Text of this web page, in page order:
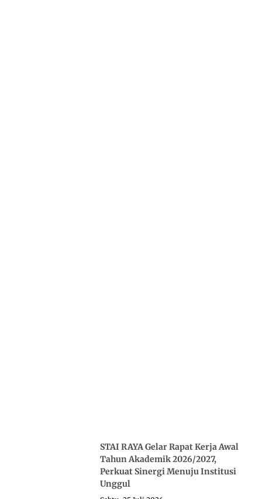
STAI RAYA Gelar Rapat Kerja Awal
Tahun Akademik 2026/2027,
Perkuat Sinergi Menuju Institusi
Unggul